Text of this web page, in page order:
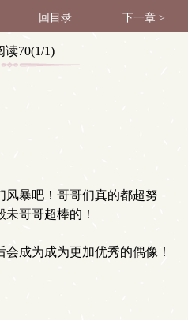
回目录 下一章 >
读70(1/1)
暴吧！哥哥们真的都超努
哥哥超棒的！
成为成为更加优秀的偶像！